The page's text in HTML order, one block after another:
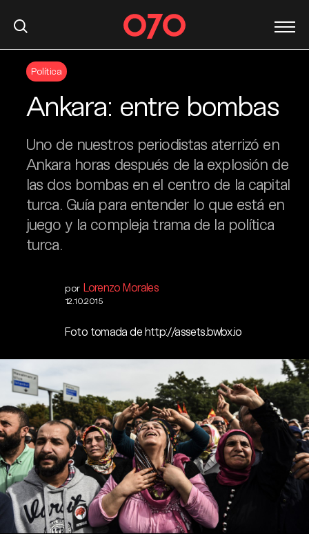
Política
Ankara: entre bombas
Uno de nuestros periodistas aterrizó en
Ankara horas después de la explosión de
las dos bombas en el centro de la capital
turca. Guía para entender lo que está en
juego y la compleja trama de la política
turca.
por Lorenzo Morales
12.10.2015
Foto tomada de http://assets.bwbx.io